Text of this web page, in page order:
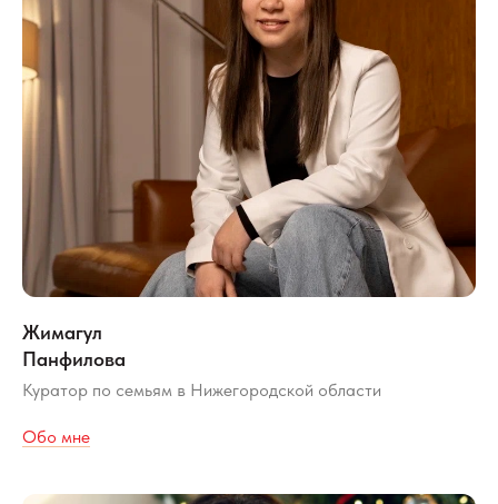
Жимагул
Панфилова
Куратор по семьям в Нижегородской области
Обо мне